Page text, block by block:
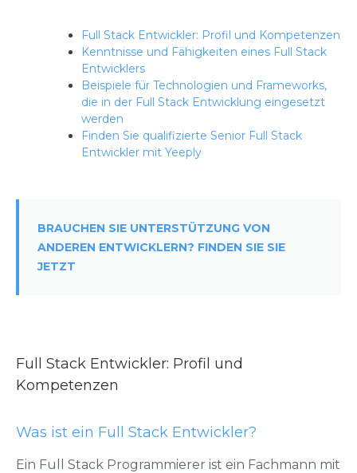
Full Stack Entwickler: Profil und Kompetenzen
Kenntnisse und Fähigkeiten eines Full Stack
Entwicklers
Beispiele für Technologien und Frameworks,
die in der Full Stack Entwicklung eingesetzt
werden
Finden Sie qualifizierte Senior Full Stack
Entwickler mit Yeeply
BRAUCHEN SIE UNTERSTÜTZUNG VON
ANDEREN ENTWICKLERN? FINDEN SIE SIE
JETZT
Full Stack Entwickler: Profil und
Kompetenzen
Was ist ein Full Stack Entwickler?
Ein Full Stack Programmierer ist ein Fachmann mit